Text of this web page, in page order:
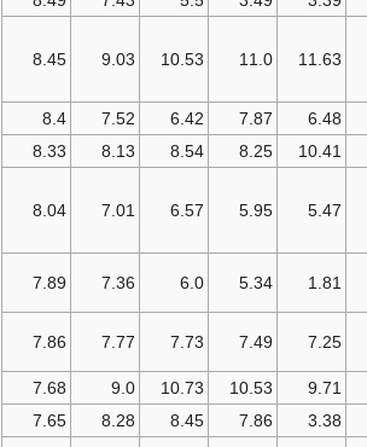
11.63
11.0
10.53
9.03
8.45
6.48
7.87
6.42
7.52
8.4
10.41
8.25
8.54
8.13
8.33
5.47
5.95
6.57
7.01
8.04
1.81
5.34
6.0
7.36
7.89
7.25
7.49
7.73
7.77
7.86
9.71
10.53
10.73
9.0
7.68
3.38
7.86
8.45
8.28
7.65